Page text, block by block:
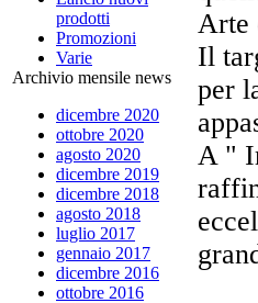
prodotti
Promozioni
Varie
Archivio mensile news
dicembre 2020
ottobre 2020
agosto 2020
dicembre 2019
dicembre 2018
agosto 2018
luglio 2017
gennaio 2017
dicembre 2016
ottobre 2016
Arte
Il
per
A "